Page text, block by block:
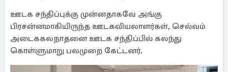
ஊடக சந்திப்புக்கு முன்னதாகவே அங்கு
பிரசன்னமாகியிருந்த ஊடகவியலாளர்கள், செல்வம்
அடைககலநாதனை ஊடக சந்திப்பில் கலந்து
கொள்ளுமாறு பலமுறை கேட்டனர்.